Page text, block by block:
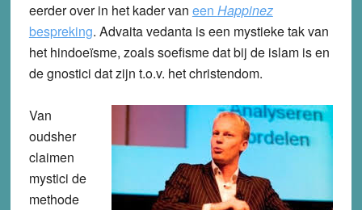
eerder over in het kader van een Happinez
bespreking. Advaita vedanta is een mystieke tak van
het hindoeïsme, zoals soefisme dat bij de islam is en
de gnostici dat zijn t.o.v. het christendom.
Van
oudsher
claimen
mystici de
methode